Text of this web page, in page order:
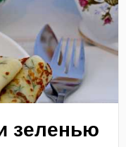
зеленью